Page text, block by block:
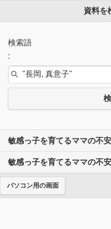
資料を
検索語
:
敏感っ子を育てるママの不
敏感っ子を育てるママの不
パソコン用の画面